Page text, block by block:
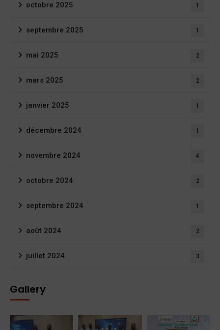
octobre 2025 1
septembre 2025 1
mai 2025 2
mars 2025 2
janvier 2025 1
décembre 2024 1
novembre 2024 4
octobre 2024 2
septembre 2024 1
août 2024 2
juillet 2024 3
Gallery